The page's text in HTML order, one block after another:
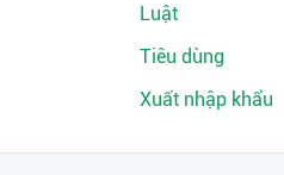
Luật
Tiêu dùng
Xuất nhập khẩu